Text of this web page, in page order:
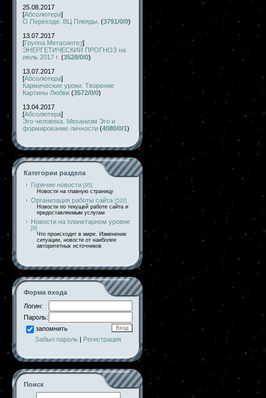
25.08.2017
[Абсолютера]
О Переходе. ВЦ Плеяды. (3791/0/0)
13.07.2017
[Группа Метасинтез]
ЭНЕРГЕТИЧЕСКИЙ ПРОГНОЗ на
июль 2017 г. (3528/0/0)
13.07.2017
[Абсолютера]
Кармические уроки. Творение
Картины Любви (3572/0/0)
13.04.2017
[Абсолютера]
Эго человека. Механизм Эго и
формирование личности (4080/0/1)
Категории раздела
Горячие новости [95]
Новости на главную страницу
Организация работы сайта [520]
Новости по текущей работе сайта и
предоставляемым услугам
Новости на планетарном уровне
[6]
Что происходит в мире. Изменение
ситуации, новости от наиболее
авторитетных источников
Форма входа
Логин:
Пароль:
запомнить
Забыл пароль | Регистрация
Поиск